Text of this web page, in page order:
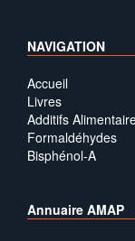
NAVIGATION
Accueil
Livres
Additifs
Formaldéhydes
Bisphénol-A
Annuaire AMAP